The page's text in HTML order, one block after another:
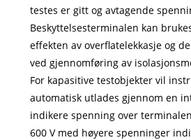
testes er gitt og avtagende
Beskyttelsesterminalen kan
effekten av overflatelekkasje og
ved gjennomføring av
For kapasitive testobjekter vil
automatisk utlades gjennom en
indikere spenning over
600 V med høyere spenninger